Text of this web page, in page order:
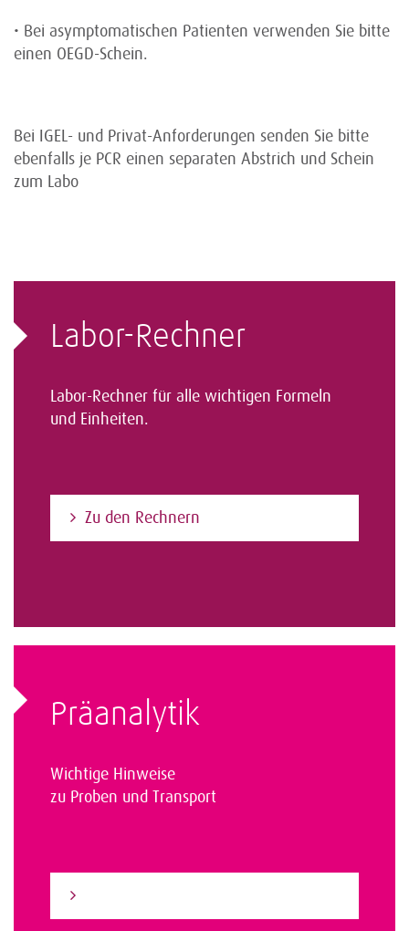
• Bei asymptomatischen Patienten verwenden Sie bitte
einen OEGD-Schein.
Bei IGEL- und Privat-Anforderungen senden Sie bitte
ebenfalls je PCR einen separaten Abstrich und Schein
zum Labo
Labor-Rechner
Labor-Rechner für alle wichtigen Formeln
und Einheiten.
Zu den Rechnern
Präanalytik
Wichtige Hinweise
zu Proben und Transport